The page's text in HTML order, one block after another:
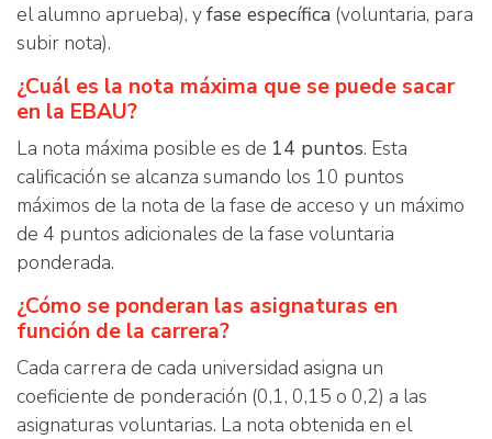
el alumno aprueba), yfase específica (voluntaria, para
subir nota).
¿Cuál es la nota máxima que se puede sacar
en la EBAU?
La nota máxima posible es de 14 puntos. Esta
calificación se alcanza sumando los 10 puntos
máximos de la nota de la fase de acceso y un máximo
de 4 puntos adicionales de la fase voluntaria
ponderada.
¿Cómo se ponderan las asignaturas en
función de la carrera?
Cada carrera de cada universidad asigna un
coeficiente de ponderación (0,1, 0,15 o 0,2) a las
asignaturas voluntarias. La nota obtenida en el